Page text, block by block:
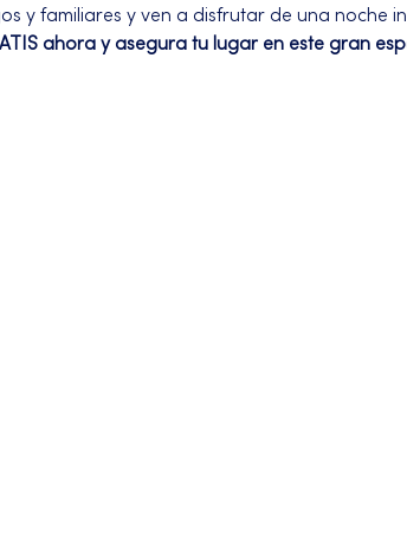
y familiares y ven a disfrutar de una noche
ahora y asegura tu lugar en este gran